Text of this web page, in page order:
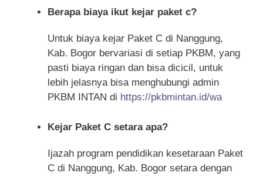
Berapa biaya ikut kejar paket c?
Untuk biaya kejar Paket C di Nanggung,
Kab. Bogor bervariasi di setiap PKBM, yang
pasti biaya ringan dan bisa dicicil, untuk
lebih jelasnya bisa menghubungi admin
PKBM INTAN di https://pkbmintan.id/wa
Kejar Paket C setara apa?
Ijazah program pendidikan kesetaraan Paket
C di Nanggung, Kab. Bogor setara dengan